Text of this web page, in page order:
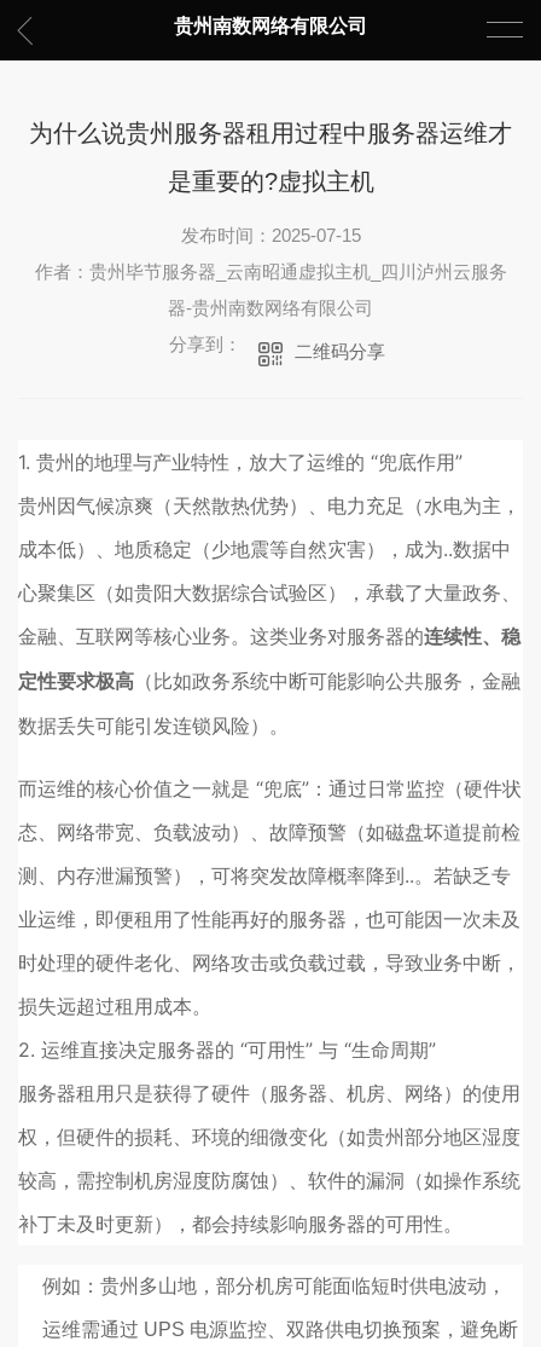
贵州南数网络有限公司
为什么说贵州服务器租用过程中服务器运维才
是重要的?虚拟主机
发布时间：2025-07-15
作者：贵州毕节服务器_云南昭通虚拟主机_四川泸州云服务
器-贵州南数网络有限公司
分享到：
二维码分享
1. 贵州的地理与产业特性，放大了运维的 “兜底作用”
贵州因气候凉爽（天然散热优势）、电力充足（水电为主，
成本低）、地质稳定（少地震等自然灾害），成为..数据中
心聚集区（如贵阳大数据综合试验区），承载了大量政务、
金融、互联网等核心业务。这类业务对服务器的连续性、稳
定性要求极高 （比如政务系统中断可能影响公共服务，金融
数据丢失可能引发连锁风险）。
而运维的核心价值之一就是 “兜底”：通过日常监控（硬件状
态、网络带宽、负载波动）、故障预警（如磁盘坏道提前检
测、内存泄漏预警），可将突发故障概率降到..。若缺乏专
业运维，即便租用了性能再好的服务器，也可能因一次未及
时处理的硬件老化、网络攻击或负载过载，导致业务中断，
损失远超过租用成本。
2. 运维直接决定服务器的 “可用性” 与 “生命周期”
服务器租用只是获得了硬件（服务器、机房、网络）的使用
权，但硬件的损耗、环境的细微变化（如贵州部分地区湿度
较高，需控制机房湿度防腐蚀）、软件的漏洞（如操作系统
补丁未及时更新），都会持续影响服务器的可用性。
例如：贵州多山地，部分机房可能面临短时供电波动，
运维需通过 UPS 电源监控、双路供电切换预案，避免断